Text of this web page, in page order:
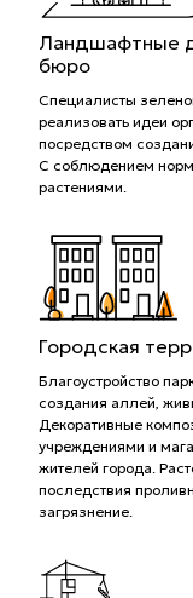
Ландшафтные
бюро
Специалисты
реализовать идеи
посредством
С соблюдением норм
растениями.
Городская
Благоустройство
создания аллей,
Декоративные
учреждениями и
жителей города.
последствия
загрязнение.